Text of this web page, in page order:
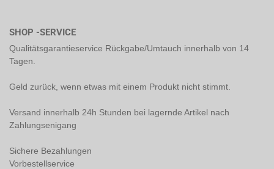
SHOP -SERVICE
Qualitätsgarantieservice Rückgabe/Umtauch innerhalb von 14
Tagen.
Geld zurück, wenn etwas mit einem Produkt nicht stimmt.
Versand innerhalb 24h Stunden bei lagernde Artikel nach
Zahlungsenigang
Sichere Bezahlungen
Vorbestellservice